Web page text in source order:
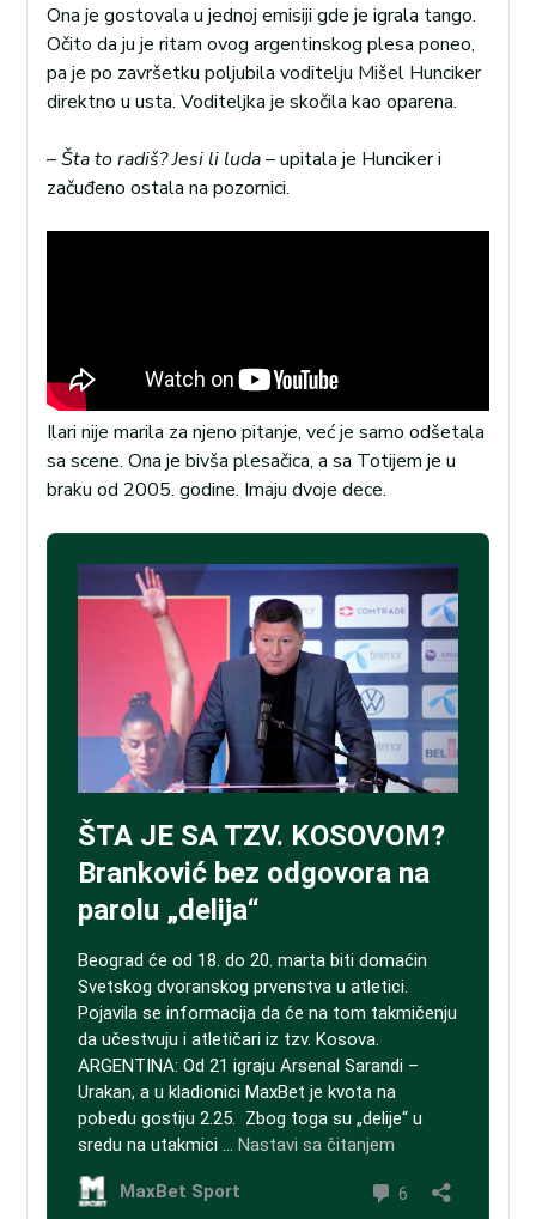
Ona je gostovala u jednoj emisiji gde je igrala tango.
Očito da ju je ritam ovog argentinskog plesa poneo,
pa je po završetku poljubila voditelju Mišel Hunciker
direktno u usta. Voditeljka je skočila kao oparena.
–Šta to radiš? Jesi li luda– upitala je Hunciker i
začuđeno ostala na pozornici.
Ilari nije marila za njeno pitanje, već je samo odšetala
sa scene. Ona je bivša plesačica, a sa Totijem je u
braku od 2005. godine. Imaju dvoje dece.